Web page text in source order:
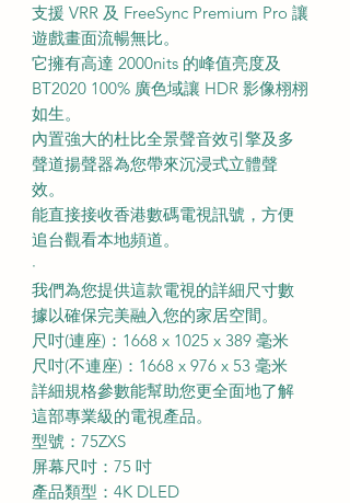
支援 VRR 及 FreeSync Premium Pro 讓
遊戲畫面流暢無比。
它擁有高達 2000nits 的峰值亮度及
BT2020 100% 廣色域讓 HDR 影像栩栩
如生。
內置強大的杜比全景聲音效引擎及多
聲道揚聲器為您帶來沉浸式立體聲
效。
能直接接收香港數碼電視訊號，方便
追台觀看本地頻道。
·
我們為您提供這款電視的詳細尺寸數
據以確保完美融入您的家居空間。
尺吋(連座)：1668 x 1025 x 389 毫米
尺吋(不連座)：1668 x 976 x 53 毫米
詳細規格參數能幫助您更全面地了解
這部專業級的電視產品。
型號：75ZXS
屏幕尺吋：75 吋
產品類型：4K DLED